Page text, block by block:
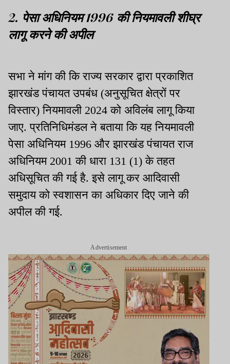
2. पेसा अधिनियम 1996 की नियमावली शीघ्र
लागू करने की अपील
सभा ने मांग की कि राज्य सरकार द्वारा प्रकाशित
झारखंड पंचायत उपबंध (अनुसूचित क्षेत्रों पर
विस्तार) नियमावली 2024 को अविलंब लागू किया
जाए. प्रतिनिधिमंडल ने बताया कि यह नियमावली
पेसा अधिनियम 1996 और झारखंड पंचायत राज
अधिनियम 2001 की धारा 131 (1) के तहत
अधिसूचित की गई है. इसे लागू कर आदिवासी
समुदाय को स्वशासन का अधिकार दिए जाने की
अपील की गई.
Advertisement